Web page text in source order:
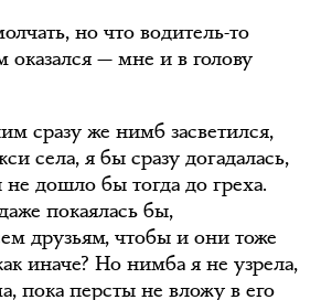
но что водитель-то
— мне и в голову
сразу же нимб засветился,
села, я бы сразу догадалась,
дошло бы тогда до греха.
покаялась бы,
друзьям, чтобы и они тоже
иначе? Но нимба я не узрела,
пока персты не вложу в его